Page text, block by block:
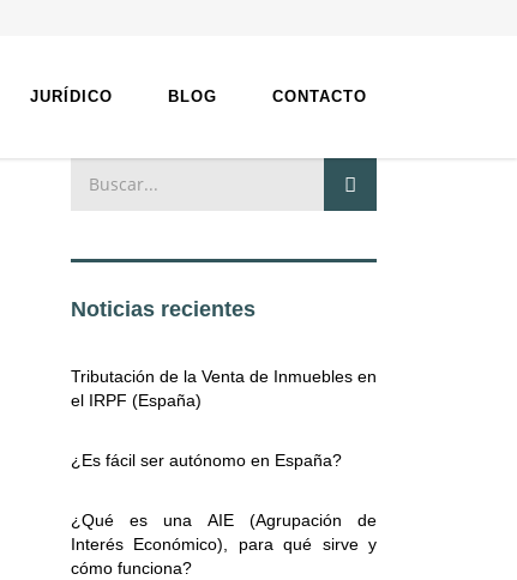
JURÍDICO BLOG CONTACTO
Noticias recientes
Tributación de la Venta de Inmuebles en
el IRPF (España)
¿Es fácil ser autónomo en España?
¿Qué es una AIE (Agrupación de
Interés Económico), para qué sirve y
cómo funciona?